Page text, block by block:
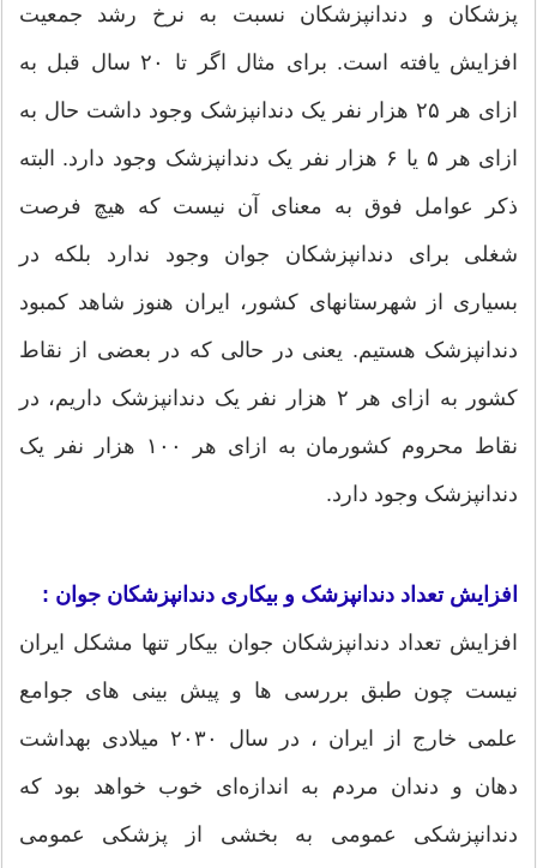
پزشکان و دندانپزشکان نسبت به نرخ رشد جمعیت
افزایش یافته است. برای مثال اگر تا ۲۰ سال قبل به
ازای هر ۲۵ هزار نفر یک دندانپزشک وجود داشت حال به
ازای هر ۵ یا ۶ هزار نفر یک دندانپزشک وجود دارد. البته
ذکر عوامل فوق به معنای آن نیست که هیچ فرصت
شغلی برای دندانپزشکان جوان وجود ندارد بلکه در
بسیاری از شهرستانهای کشور، ایران هنوز شاهد کمبود
دندانپزشک هستیم. یعنی در حالی که در بعضی از نقاط
کشور به ازای هر ۲ هزار نفر یک دندانپزشک داریم، در
نقاط محروم کشورمان به ازای هر ۱۰۰ هزار نفر یک
دندانپزشک وجود دارد.
افزایش تعداد دندانپزشک و بیکاری دندانپزشکان جوان :
افزایش تعداد دندانپزشکان جوان بیکار تنها مشکل ایران
نیست چون طبق بررسی ها و پیش بینی های جوامع
علمی خارج از ایران ، در سال ۲۰۳۰ میلادی بهداشت
دهان و دندان مردم به اندازه‌ای خوب خواهد بود که
دندانپزشکی عمومی به بخشی از پزشکی عمومی